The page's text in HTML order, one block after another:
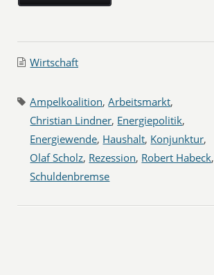
Wirtschaft
Ampelkoalition,Arbeitsmarkt,
Christian Lindner, Energiepolitik,
Energiewende, Haushalt, Konjunktur,
Olaf Scholz, Rezession, Robert Habeck,
Schuldenbremse